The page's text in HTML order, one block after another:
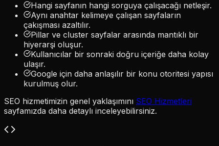
Hangi sayfanın hangi sorguya çalışacağı netleşir.
Aynı anahtar kelimeye çalışan sayfaların
çakışması azaltılır.
Pillar ve cluster sayfalar arasında mantıklı bir
hiyerarşi oluşur.
Kullanıcılar bir sonraki doğru içeriğe daha kolay
ulaşır.
Google için daha anlaşılır bir konu otoritesi yapısı
kurulmuş olur.
SEO hizmetimizin genel yaklaşımını SEO Hizmetleri
sayfamızda daha detaylı inceleyebilirsiniz.